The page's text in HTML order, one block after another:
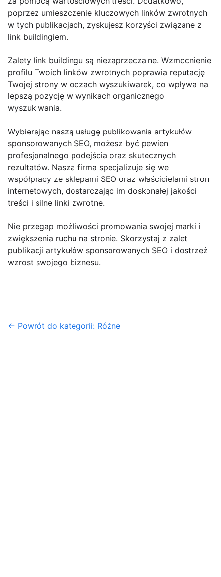
poprzez umieszczenie kluczowych linków zwrotnych
w tych publikacjach, zyskujesz korzyści związane z
link buildingiem.
Zalety link buildingu są niezaprzeczalne. Wzmocnienie
profilu Twoich linków zwrotnych poprawia reputację
Twojej strony w oczach wyszukiwarek, co wpływa na
lepszą pozycję w wynikach organicznego
wyszukiwania.
Wybierając naszą usługę publikowania artykułów
sponsorowanych SEO, możesz być pewien
profesjonalnego podejścia oraz skutecznych
rezultatów. Nasza firma specjalizuje się we
współpracy ze sklepami SEO oraz właścicielami stron
internetowych, dostarczając im doskonałej jakości
treści i silne linki zwrotne.
Nie przegap możliwości promowania swojej marki i
zwiększenia ruchu na stronie. Skorzystaj z zalet
publikacji artykułów sponsorowanych SEO i dostrzeż
wzrost swojego biznesu.
← Powrót do kategorii: Różne